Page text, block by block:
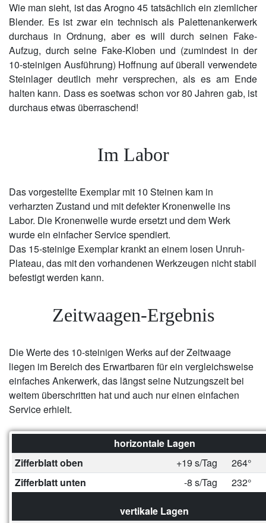
Wie man sieht, ist das Arogno 45 tatsächlich ein ziemlicher
Blender. Es ist zwar ein technisch als Palettenankerwerk
durchaus in Ordnung, aber es will durch seinen Fake-
Aufzug, durch seine Fake-Kloben und (zumindest in der
10-steinigen Ausführung) Hoffnung auf überall verwendete
Steinlager deutlich mehr versprechen, als es am Ende
halten kann. Dass es soetwas schon vor 80 Jahren gab, ist
durchaus etwas überraschend!
Im Labor
Das vorgestellte Exemplar mit 10 Steinen kam in
verharzten Zustand und mit defekter Kronenwelle ins
Labor. Die Kronenwelle wurde ersetzt und dem Werk
wurde ein einfacher Service spendiert.
Das 15-steinige Exemplar krankt an einem losen Unruh-
Plateau, das mit den vorhandenen Werkzeugen nicht stabil
befestigt werden kann.
Zeitwaagen-Ergebnis
Die Werte des 10-steinigen Werks auf der Zeitwaage
liegen im Bereich des Erwartbaren für ein vergleichsweise
einfaches Ankerwerk, das längst seine Nutzungszeit bei
weitem überschritten hat und auch nur einen einfachen
Service erhielt.
horizontale Lagen
Zifferblatt oben
+19 s/Tag
264°
Zifferblatt unten
-8 s/Tag 232°
vertikale Lagen